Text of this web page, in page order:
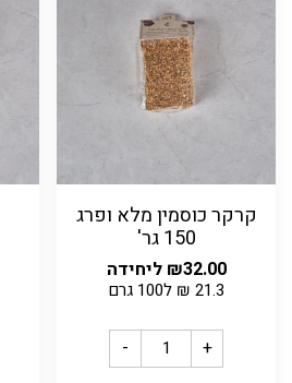
קרקר כוסמין מלא ופרג
150 גר'
₪32.00 ליחידה
21.3
₪ ל100 גרם
- +